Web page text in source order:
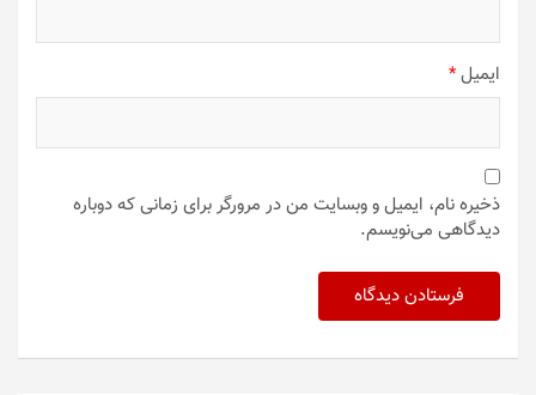
ایمیل*
ذخیره نام، ایمیل و وبسایت من در مرورگر برای زمانی که دوباره
دیدگاهی می‌نویسم.